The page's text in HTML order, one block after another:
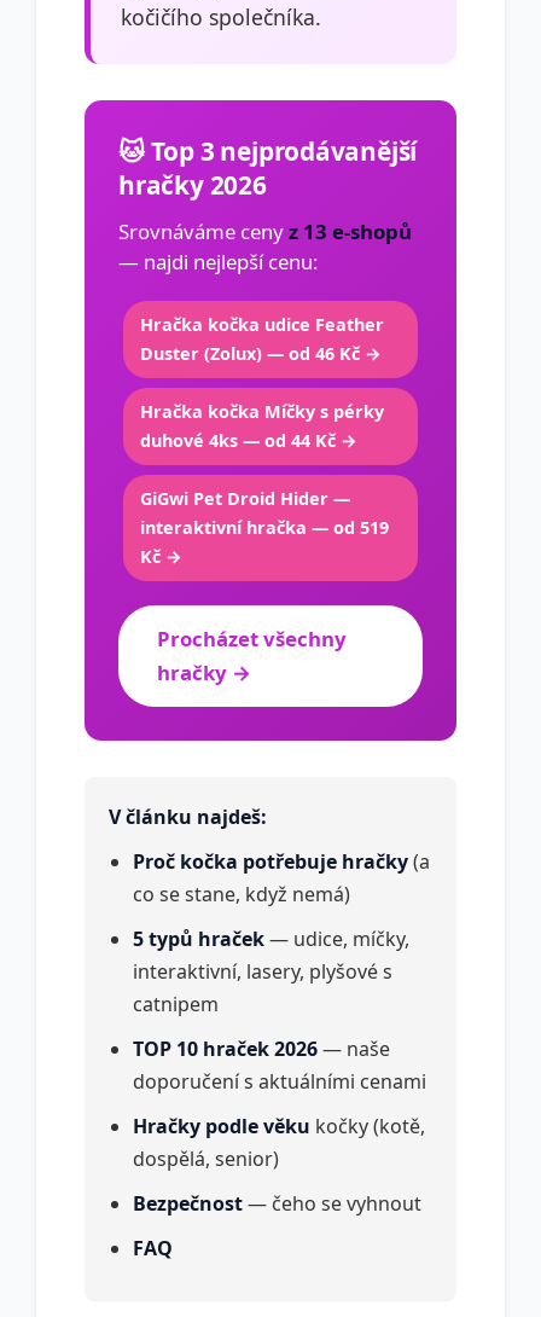
kočičího společníka.
🐱 Top 3 nejprodávanější
hračky 2026
Srovnáváme cenyz 13 e-shopů
— najdi nejlepší cenu:
Hračka kočka udice Feather
Duster (Zolux) — od 46 Kč →
Hračka kočka Míčky s pérky
duhové 4ks — od 44 Kč →
GiGwi Pet Droid Hider —
interaktivní hračka — od 519
Kč →
Procházet všechny
hračky →
V článku najdeš:
Proč kočka potřebuje hračky(a
co se stane, když nemá)
5 typů hraček— udice, míčky,
interaktivní, lasery, plyšové s
catnipem
TOP 10 hraček 2026— naše
doporučení s aktuálními cenami
Hračky podle věku kočky (kotě,
dospělá, senior)
Bezpečnost— čeho se vyhnout
FAQ